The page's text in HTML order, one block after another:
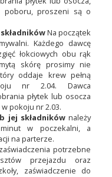
poboru, proszeni są o
Na początek
Każdego dawcę
łokciowych obu rąk
skórę prosimy nie
oddaje krew pełną
nr 2.04. Dawca
płytek lub osocza
pokoju nr 2.03.
jej składników należy
w poczekalni, a
na parterze.
potrzebne
przejazdu oraz
zaświadczenie do